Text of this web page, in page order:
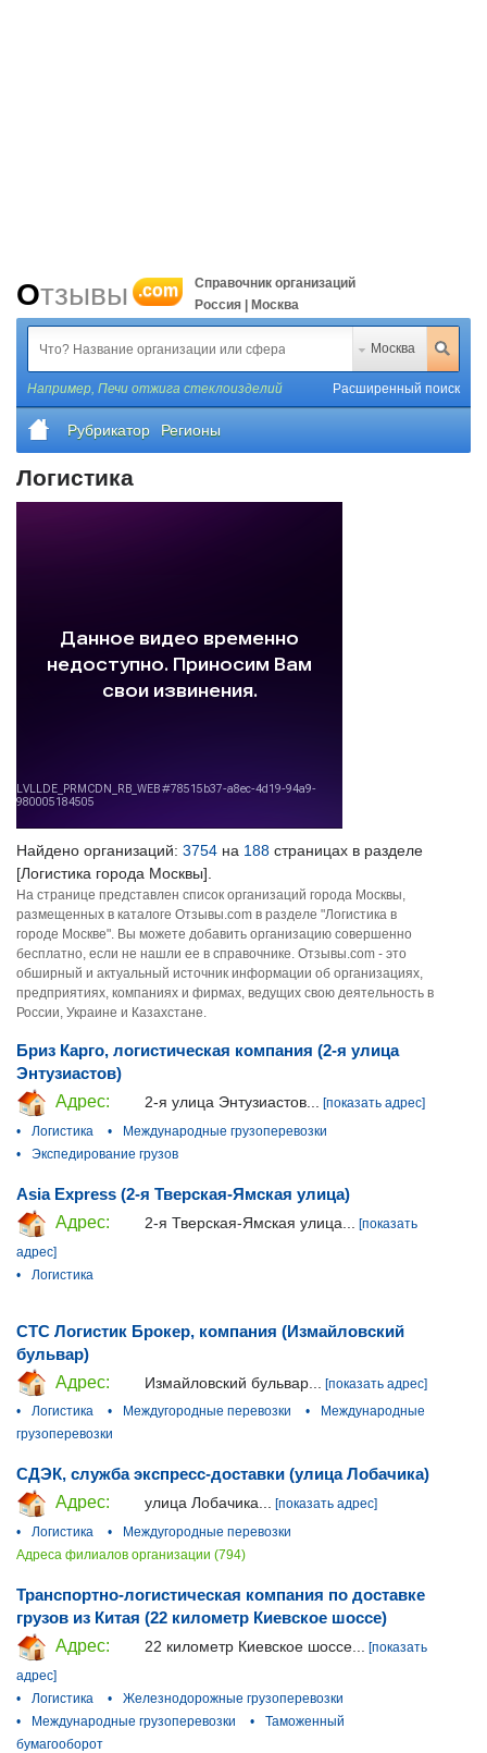
Отзывы .com
Справочник организаций
Россия | Москва
Москва
Например, Печи отжига стеклоизделий Расширенный поиск
Рубрикатор Регионы
Логистика
Найдено организаций: 3754 на 188 страницах в разделе
[Логистика города Москвы].
На странице представлен список организаций города Москвы,
размещенных в каталоге Отзывы.com в разделе "Логистика в
городе Москве". Вы можете добавить организацию совершенно
бесплатно, если не нашли ее в справочнике. Отзывы.com - это
обширный и актуальный источник информации об организациях,
предприятиях, компаниях и фирмах, ведущих свою деятельность в
России, Украине и Казахстане.
Бриз Карго, логистическая компания (2-я улица
Энтузиастов)
Адрес:
2-я улица Энтузиастов...
[показать адрес]
•
Логистика •
Международные грузоперевозки
•
Экспедирование грузов
Asia Express (2-я Тверская-Ямская улица)
Адрес:
2-я Тверская-Ямская улица...
[показать
адрес]
•
Логистика
СТС Логистик Брокер, компания (Измайловский
бульвар)
Адрес:
Измайловский бульвар...
[показать адрес]
•
Логистика • Междугородные перевозки •
Международные
грузоперевозки
СДЭК, служба экспресс-доставки (улица Лобачика)
Адрес:
улица Лобачика... [показать адрес]
•
Логистика •
Междугородные перевозки
Адреса филиалов организации (794)
​Транспортно-логистическая компания по доставке
грузов из Китая (22 километр Киевское шоссе)
Адрес:
22 километр Киевское шоссе...
[показать
адрес]
•
Логистика •
Железнодорожные грузоперевозки
•
Международные грузоперевозки •
Таможенный
бумагооборот